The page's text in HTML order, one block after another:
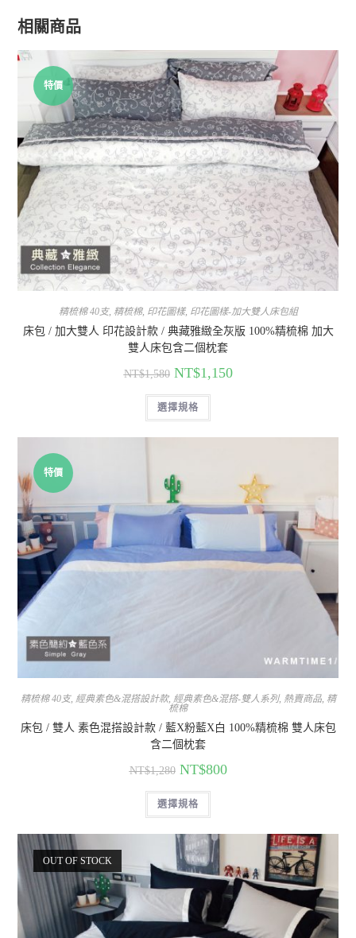
相關商品
特價
精梳棉 40支, 精梳棉, 印花圖樣, 印花圖樣-加大雙人床包組
床包 / 加大雙人 印花設計款 / 典藏雅緻全灰版 100%精梳棉 加大
雙人床包含二個枕套
NT$1,580 NT$1,150
選擇規格
特價
精梳棉 40支, 經典素色&混搭設計款, 經典素色&混搭-雙人系列, 熱賣商品, 精
梳棉
床包 / 雙人 素色混搭設計款 / 藍X粉藍X白 100%精梳棉 雙人床包
含二個枕套
NT$1,280 NT$800
選擇規格
OUT OF STOCK